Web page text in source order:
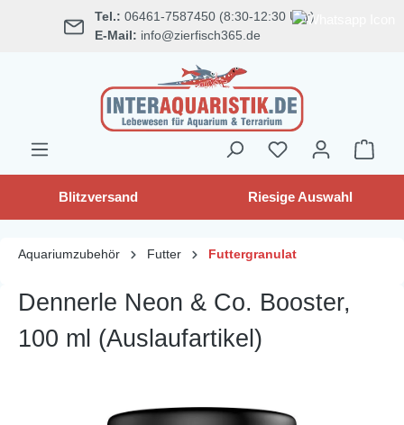
springen Tel.: 06461-7587450 (8:30-12:30 Uhr)
E-Mail: info@zierfisch365.de
Blitzversand Riesige Auswahl
Aquariumzubehör Futter Futtergranulat
Dennerle Neon & Co. Booster,
100 ml (Auslaufartikel)
Bildergalerie überspringen